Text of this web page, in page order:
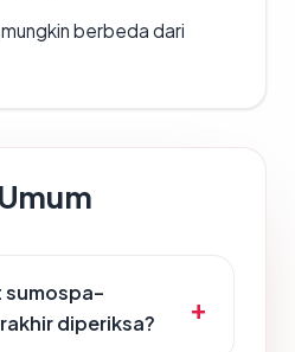
berbeda dari
sumospa-
diperiksa?